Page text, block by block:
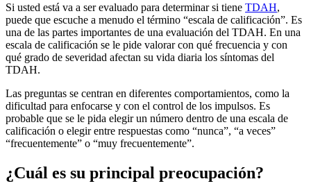
Si usted está va a ser evaluado para determinar si tiene TDAH,
puede que escuche a menudo el término “escala de calificación”. Es
una de las partes importantes de una evaluación del TDAH. En una
escala de calificación se le pide valorar con qué frecuencia y con
qué grado de severidad afectan su vida diaria los síntomas del
TDAH.
Las preguntas se centran en diferentes comportamientos, como la
dificultad para enfocarse y con el control de los impulsos. Es
probable que se le pida elegir un número dentro de una escala de
calificación o elegir entre respuestas como “nunca”, “a veces”
“frecuentemente” o “muy frecuentemente”.
¿Cuál es su principal preocupación?